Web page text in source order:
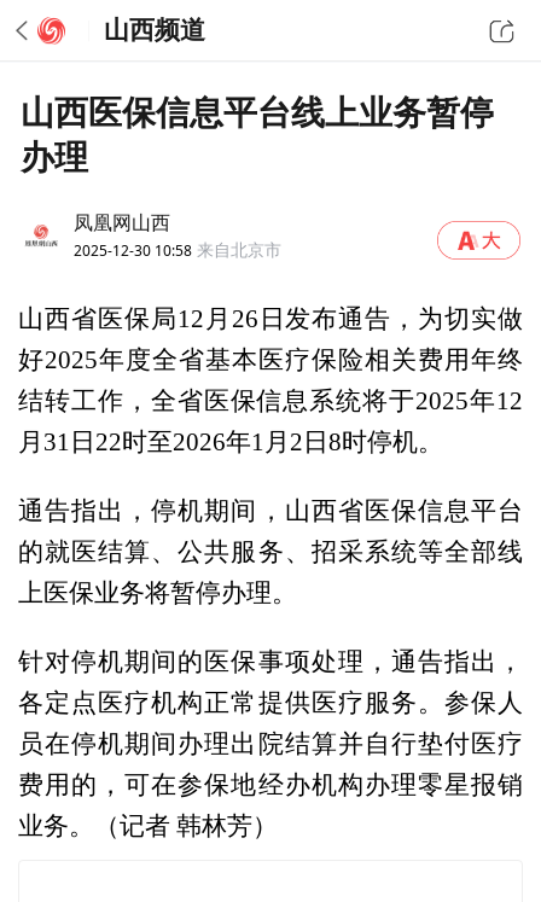
山西频道
山西医保信息平台线上业务暂停
办理
凤凰网山西
2025-12-30 10:58 来自北京市
山西省医保局12月26日发布通告，为切实做
好2025年度全省基本医疗保险相关费用年终
结转工作，全省医保信息系统将于2025年12
月31日22时至2026年1月2日8时停机。
通告指出，停机期间，山西省医保信息平台
的就医结算、公共服务、招采系统等全部线
上医保业务将暂停办理。
针对停机期间的医保事项处理，通告指出，
各定点医疗机构正常提供医疗服务。参保人
员在停机期间办理出院结算并自行垫付医疗
费用的，可在参保地经办机构办理零星报销
业务。（记者 韩林芳）